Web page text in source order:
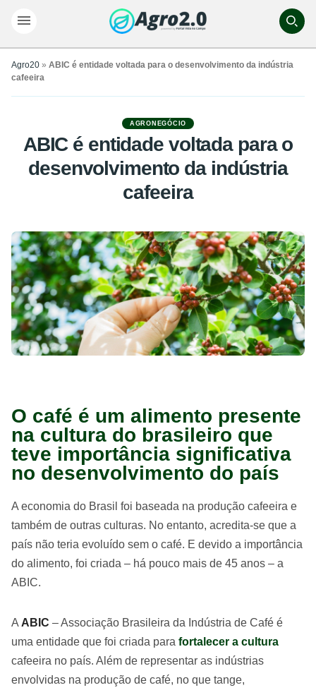
Agro20 » ABIC é entidade voltada para o desenvolvimento da indústria
cafeeira
AGRONEGÓCIO
ABIC é entidade voltada para o
desenvolvimento da indústria
cafeeira
O café é um alimento presente
na cultura do brasileiro que
teve importância significativa
no desenvolvimento do país
A economia do Brasil foi baseada na produção cafeeira e
também de outras culturas. No entanto, acredita-se que a
país não teria evoluído sem o café. E devido a importância
do alimento, foi criada – há pouco mais de 45 anos – a
ABIC.
A ABIC – Associação Brasileira da Indústria de Café é
uma entidade que foi criada para fortalecer a cultura
cafeeira no país. Além de representar as indústrias
envolvidas na produção de café, no que tange,